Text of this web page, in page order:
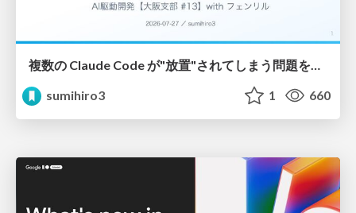
複数の Claude Code が"放置"されてしまう問題をCLI ダッシュボードを自作して解決した話
sumihiro3
1 660